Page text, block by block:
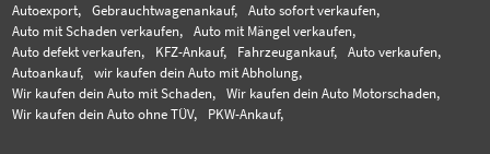
Autoexport, Gebrauchtwagenankauf,
Auto sofort verkaufen,
Auto mit Schaden verkaufen,
Auto mit Mängel verkaufen,
Auto defekt verkaufen,
KFZ-Ankauf, Fahrzeugankauf,
Auto verkaufen,
Autoankauf,
wir kaufen dein Auto mit Abholung,
Wir kaufen dein Auto mit Schaden,
Wir kaufen dein Auto Motorschaden,
Wir kaufen dein Auto ohne TÜV,
PKW-Ankauf,